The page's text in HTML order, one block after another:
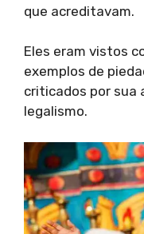
que acreditavam.
Eles eram vistos
exemplos de
criticados por sua
legalismo.